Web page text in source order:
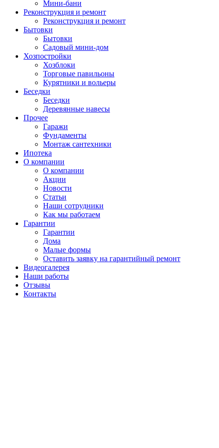
Мини-бани
Реконструкция и ремонт
Реконструкция и ремонт
Бытовки
Бытовки
Садовый мини-дом
Хозпостройки
Хозблоки
Торговые павильоны
Курятники и вольеры
Беседки
Беседки
Деревянные навесы
Прочее
Гаражи
Фундаменты
Монтаж сантехники
Ипотека
О компании
О компании
Акции
Новости
Статьи
Наши сотрудники
Как мы работаем
Гарантии
Гарантии
Дома
Малые формы
Оставить заявку на гарантийный ремонт
Видеогалерея
Наши работы
Отзывы
Контакты